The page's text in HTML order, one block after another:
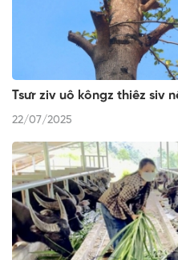
Tsưr ziv uô kôngz thiêz siv
22/07/2025